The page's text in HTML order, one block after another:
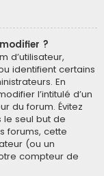
?
d’utilisateur,
identifient certains
En
l’intitulé d’un
du forum. Évitez
seul but de
forums, cette
(ou un
compteur de